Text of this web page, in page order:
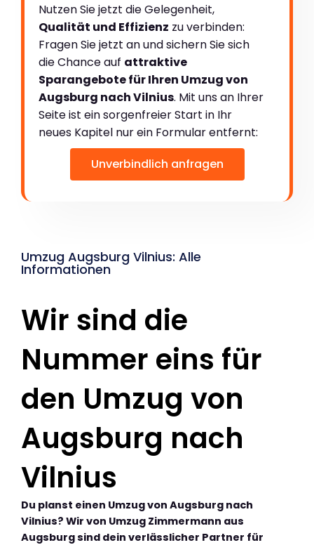
Nutzen Sie jetzt die Gelegenheit,
Qualität und Effizienz zu verbinden:
Fragen Sie jetzt an und sichern Sie sich
die Chance auf attraktive
Sparangebote für Ihren Umzug von
Augsburg nach Vilnius. Mit uns an Ihrer
Seite ist ein sorgenfreier Start in Ihr
neues Kapitel nur ein Formular entfernt:
Unverbindlich anfragen
Umzug Augsburg Vilnius: Alle
Informationen
Wir sind die
Nummer eins für
den Umzug von
Augsburg nach
Vilnius
Du planst einen Umzug von Augsburg nach
Vilnius? Wir von Umzug Zimmermann aus
Augsburg sind dein verlässlicher Partner für